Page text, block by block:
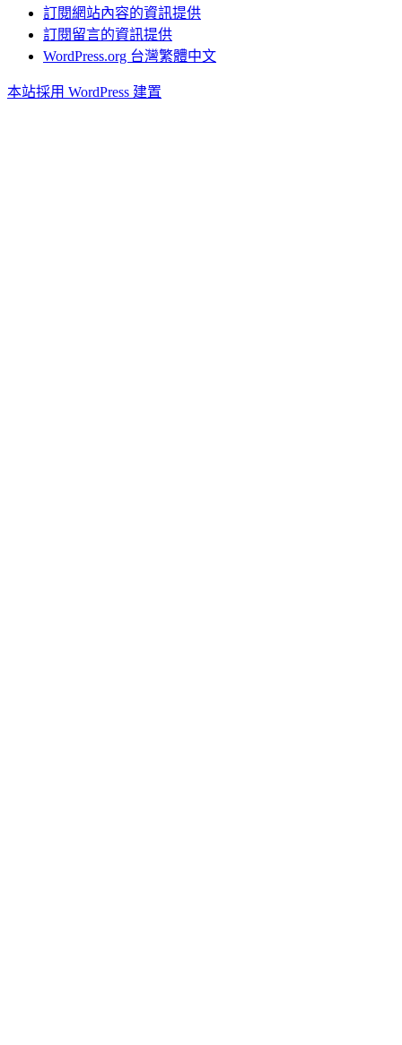
訂閱網站內容的資訊提供
訂閱留言的資訊提供
WordPress.org 台灣繁體中文
本站採用 WordPress 建置